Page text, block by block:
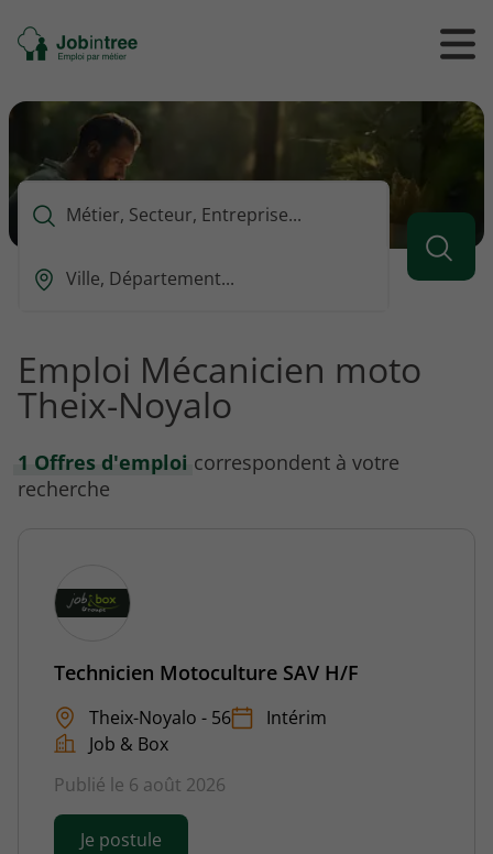
Se
rendre
l'accueil
Ouvrir
/
le
Que
vous
rechercher
Ou
vous
voulez
rechercher
Emploi Mécanicien moto
Theix-Noyalo
1 Offres d'emploi correspondent à votre
recherche
Technicien Motoculture SAV H/F
Theix-Noyalo - 56
Intérim
Job & Box
Publié le 6 août 2026
Je postule